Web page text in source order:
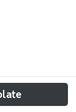
맵은 한국 역
과정을 16개